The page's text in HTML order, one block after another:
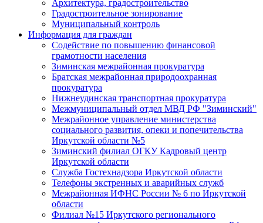
Архитектура, градостроительство
Градостроительное зонирование
Муниципальный контроль
Информация для граждан
Содействие по повышению финансовой
грамотности населения
Зиминская межрайонная прокуратура
Братская межрайонная природоохранная
прокуратура
Нижнеудинская транспортная прокуратура
Межмуниципальный отдел МВД РФ "Зиминский"
Межрайонное управление министерства
социального развития, опеки и попечительства
Иркутской области №5
Зиминский филиал ОГКУ Кадровый центр
Иркутской области
Служба Гостехнадзора Иркутской области
Телефоны экстренных и аварийных служб
Межрайонная ИФНС России № 6 по Иркутской
области
Филиал №15 Иркутского регионального